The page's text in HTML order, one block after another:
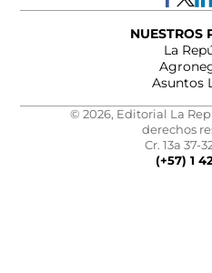
NUESTROS
La
Asuntos
© 2026, Editorial La
derechos
Cr. 13a 37-
(+57) 1